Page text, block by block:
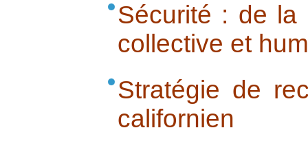
Sécurité : de la
collective et
Stratégie de
californien